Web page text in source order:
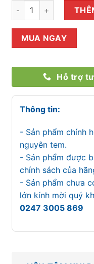
Smart Tivi QLED
MUA NGAY
Hỗ trợ
Thông tin:
- Sản phẩm chính
nguyên tem.
- Sản phẩm được
chính sách của
- Sản phẩm chưa
lớn kính mời
0247 3005 869